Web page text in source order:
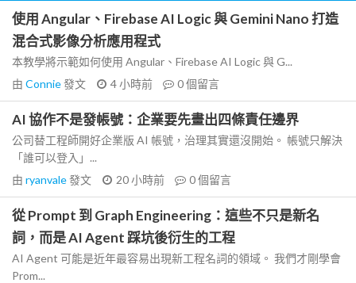
使用 Angular、Firebase AI Logic 與 Gemini Nano 打造
混合式影像分析應用程式
本教學將示範如何使用 Angular、Firebase AI Logic 與 G...
由 Connie發文 4 小時前 0個留言
AI 協作不是發帳號：企業要先畫出四條責任邊界
公司替工程師開好企業版 AI 帳號，治理其實還沒開始。 帳號只解決
「誰可以登入」...
由 ryanvale發文 20 小時前 0個留言
從 Prompt 到 Graph Engineering：這些不只是新名
詞，而是 AI Agent 踩坑後衍生的工程
AI Agent 可能是近年最容易出現新工程名詞的領域。 我們才剛學會
Prom...